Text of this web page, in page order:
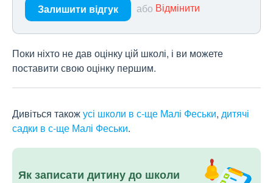
Залишити відгук або Відмінити
Поки ніхто не дав оцінку цій школі, і ви можете
поставити свою оцінку першим.
Дивіться такожусі школи в с-ще Малі Феськи, дитячі
садки в с-ще Малі Феськи.
Як записати дитину до школи